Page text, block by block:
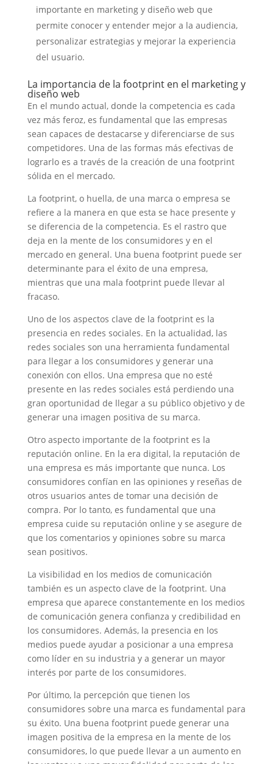
importante en marketing y diseño web que
permite conocer y entender mejor a la audiencia,
personalizar estrategias y mejorar la experiencia
del usuario.
La importancia de la footprint en el marketing y
diseño web
En el mundo actual, donde la competencia es cada
vez más feroz, es fundamental que las empresas
sean capaces de destacarse y diferenciarse de sus
competidores. Una de las formas más efectivas de
lograrlo es a través de la creación de una footprint
sólida en el mercado.
La footprint, o huella, de una marca o empresa se
refiere a la manera en que esta se hace presente y
se diferencia de la competencia. Es el rastro que
deja en la mente de los consumidores y en el
mercado en general. Una buena footprint puede ser
determinante para el éxito de una empresa,
mientras que una mala footprint puede llevar al
fracaso.
Uno de los aspectos clave de la footprint es la
presencia en redes sociales. En la actualidad, las
redes sociales son una herramienta fundamental
para llegar a los consumidores y generar una
conexión con ellos. Una empresa que no esté
presente en las redes sociales está perdiendo una
gran oportunidad de llegar a su público objetivo y de
generar una imagen positiva de su marca.
Otro aspecto importante de la footprint es la
reputación online. En la era digital, la reputación de
una empresa es más importante que nunca. Los
consumidores confían en las opiniones y reseñas de
otros usuarios antes de tomar una decisión de
compra. Por lo tanto, es fundamental que una
empresa cuide su reputación online y se asegure de
que los comentarios y opiniones sobre su marca
sean positivos.
La visibilidad en los medios de comunicación
también es un aspecto clave de la footprint. Una
empresa que aparece constantemente en los medios
de comunicación genera confianza y credibilidad en
los consumidores. Además, la presencia en los
medios puede ayudar a posicionar a una empresa
como líder en su industria y a generar un mayor
interés por parte de los consumidores.
Por último, la percepción que tienen los
consumidores sobre una marca es fundamental para
su éxito. Una buena footprint puede generar una
imagen positiva de la empresa en la mente de los
consumidores, lo que puede llevar a un aumento en